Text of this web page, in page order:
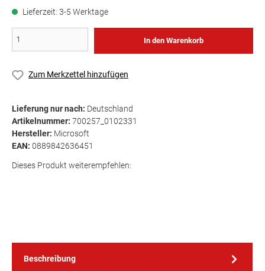
Lieferzeit: 3-5 Werktage
In den Warenkorb
Zum Merkzettel hinzufügen
Lieferung nur nach: Deutschland
Artikelnummer: 700257_0102331
Hersteller: Microsoft
EAN: 0889842636451
Dieses Produkt weiterempfehlen:
Beschreibung